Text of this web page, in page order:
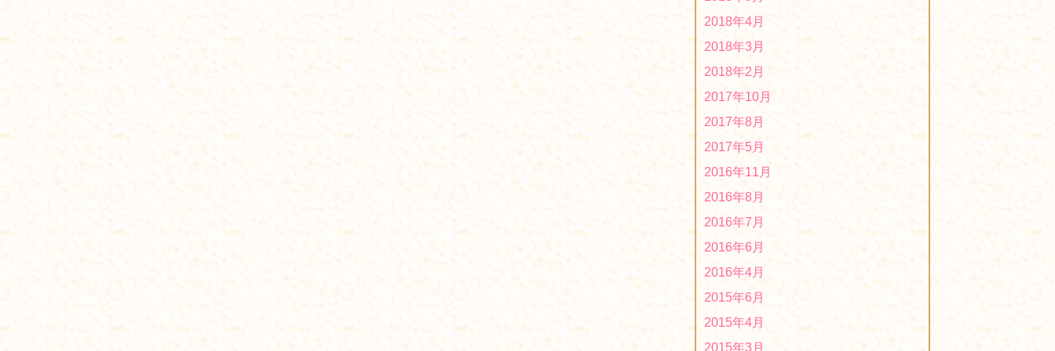
2019年度「第３回ほっとはぁーとマーケ
ット」に出店します！
2018年4月
2018年3月
2018年2月
2017年10月
2017年8月
2017年5月
2016年11月
2016年8月
2016年7月
2016年6月
2016年4月
2015年6月
2015年4月
2015年3月